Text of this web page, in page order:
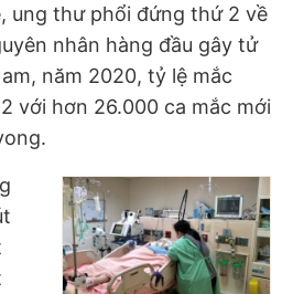
ung thư phổi đứng thứ 2 về
nhân hàng đầu gây tử
năm 2020, tỷ lệ mắc
với hơn 26.000 ca mắc mới